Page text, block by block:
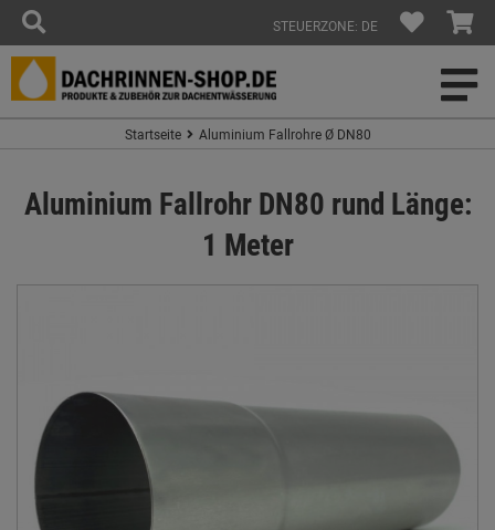
STEUERZONE: DE
Startseite Aluminium Fallrohre Ø DN80
Aluminium Fallrohr DN80 rund Länge:
1 Meter